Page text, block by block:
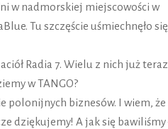
w nadmorskiej miejscowości w
Tu szczęście uśmiechnęło
Radia 7. Wielu z nich już teraz
w TANGO?
polonijnych biznesów. I wiem, że
dziękujemy! A jak się bawiliśmy